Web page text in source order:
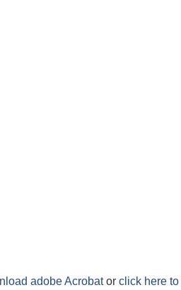
adobe Acrobator click here